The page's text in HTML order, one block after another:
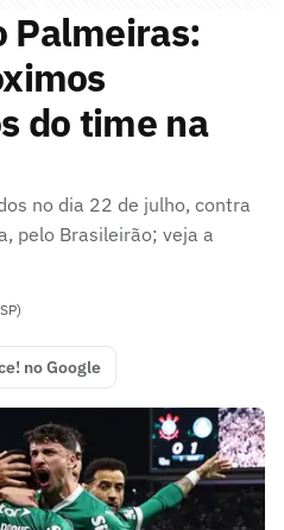
Palmeiras:
do time na
no dia 22 de julho, contra
pelo Brasileirão; veja a
no Google